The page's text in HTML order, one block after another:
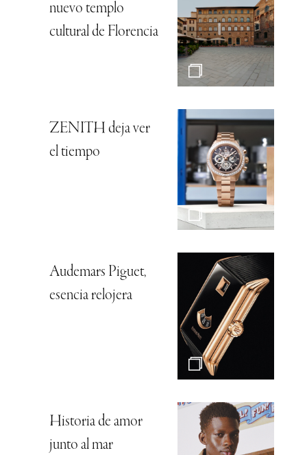
nuevo templo
cultural de Florencia
ZENITH deja ver
el tiempo
Audemars Piguet,
esencia relojera
Historia de amor
junto al mar